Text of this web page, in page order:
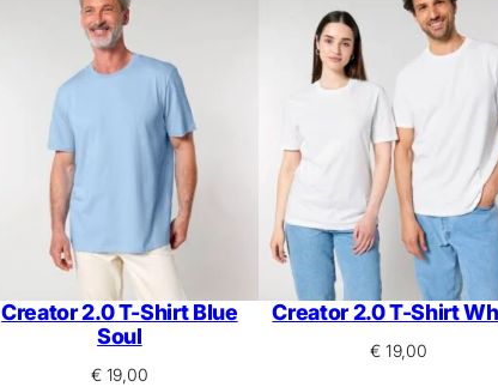
Creator 2.0 T-Shirt Blue
Soul
€19,00
Creator 2.0 T-Shirt
€ 19,00